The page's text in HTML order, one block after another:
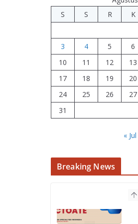
S
S R K
3
4 5 6
10
11 12 13
17
18 19 20
24
25 26 27
31
« Jul
Breaking News